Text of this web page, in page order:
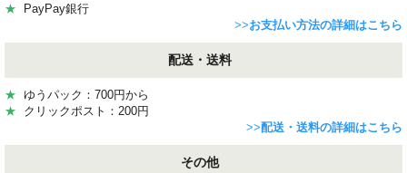
★ PayPay銀行
>>お支払い方法の詳細はこちら
配送・送料
★ ゆうパック：700円から
★ クリックポスト：200円
>>配送・送料の詳細はこちら
その他